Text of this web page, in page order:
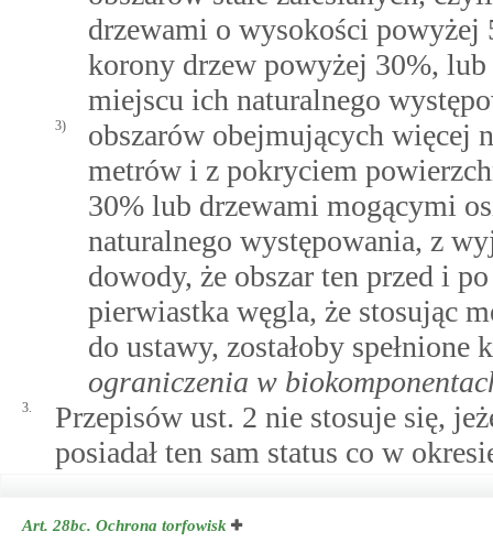
drzewami o wysokości
korony drzew powyżej 30%,
miejscu ich naturalnego
3)
obszarów obejmujących więcej
metrów i z pokryciem
30% lub drzewami mogącymi
naturalnego występowania, z
dowody, że obszar ten przed i
pierwiastka węgla, że stosując
do ustawy, zostałoby
ograniczenia w
3.
Przepisów ust. 2 nie stosuje się,
posiadał ten sam status co w
Art. 28bc. Ochrona torfowisk